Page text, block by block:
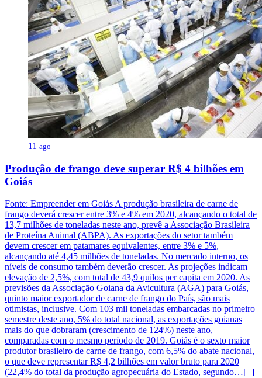
11 ago
Produção de frango deve superar R$ 4 bilhões em
Goiás
Fonte: Empreender em Goiás A produção brasileira de carne de
frango deverá crescer entre 3% e 4% em 2020, alcançando o total de
13,7 milhões de toneladas neste ano, prevê a Associação Brasileira
de Proteína Animal (ABPA). As exportações do setor também
devem crescer em patamares equivalentes, entre 3% e 5%,
alcançando até 4,45 milhões de toneladas. No mercado interno, os
níveis de consumo também deverão crescer. As projeções indicam
elevação de 2,5%, com total de 43,9 quilos per capita em 2020. As
previsões da Associação Goiana da Avicultura (AGA) para Goiás,
quinto maior exportador de carne de frango do País, são mais
otimistas, inclusive. Com 103 mil toneladas embarcadas no primeiro
semestre deste ano, 5% do total nacional, as exportações goianas
mais do que dobraram (crescimento de 124%) neste ano,
comparadas com o mesmo período de 2019. Goiás é o sexto maior
produtor brasileiro de carne de frango, com 6,5% do abate nacional,
o que deve representar R$ 4,2 bilhões em valor bruto para 2020
(22,4% do total da produção agropecuária do Estado, segundo…[+]